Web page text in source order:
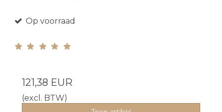
Op voorraad
121,38 EUR
(excl. BTW)